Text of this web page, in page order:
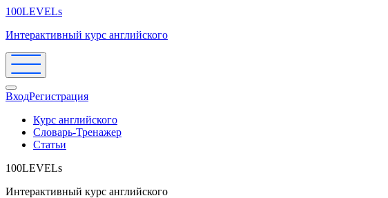
100LEVELs
Интерактивный курс английского
ВходРегистрация
Курс английского
Словарь-Тренажер
Статьи
100LEVELs
Интерактивный курс английского